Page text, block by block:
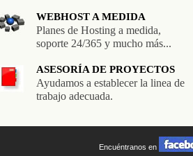
WEBHOST A MEDIDA
Planes de Hosting a medida,
soporte 24/365 y mucho más...
ASESORÍA DE PROYECTOS
Ayudamos a establecer la linea de
trabajo adecuada.
Encuéntranos en